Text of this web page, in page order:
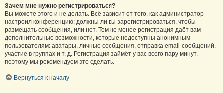
Зачем мне нужно регистрироваться?
Вы можете этого и не делать. Всё зависит от того, как администратор
настроил конференцию: должны ли вы зарегистрироваться, чтобы
размещать сообщения, или нет. Тем не менее регистрация даёт вам
дополнительные возможности, которые недоступны анонимным
пользователям: аватары, личные сообщения, отправка email-сообщений,
участие в группах и т. д. Регистрация займёт у вас всего пару минут,
поэтому мы рекомендуем это сделать.
Вернуться к началу